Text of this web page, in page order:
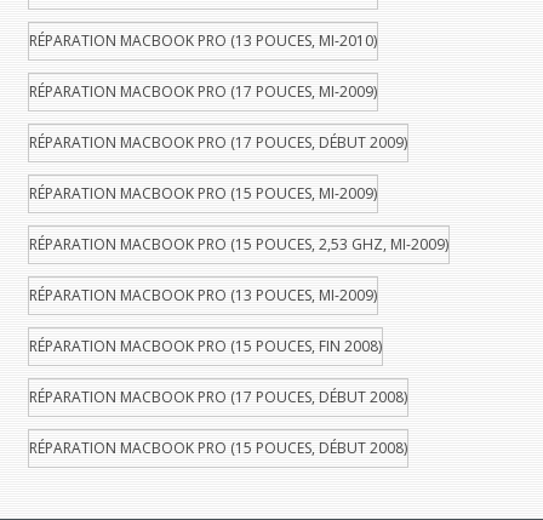
RÉPARATION MACBOOK PRO (13 POUCES, MI-2010)
RÉPARATION MACBOOK PRO (17 POUCES, MI-2009)
RÉPARATION MACBOOK PRO (17 POUCES, DÉBUT 2009)
RÉPARATION MACBOOK PRO (15 POUCES, MI-2009)
RÉPARATION MACBOOK PRO (15 POUCES, 2,53 GHZ, MI-2009)
RÉPARATION MACBOOK PRO (13 POUCES, MI-2009)
RÉPARATION MACBOOK PRO (15 POUCES, FIN 2008)
RÉPARATION MACBOOK PRO (17 POUCES, DÉBUT 2008)
RÉPARATION MACBOOK PRO (15 POUCES, DÉBUT 2008)